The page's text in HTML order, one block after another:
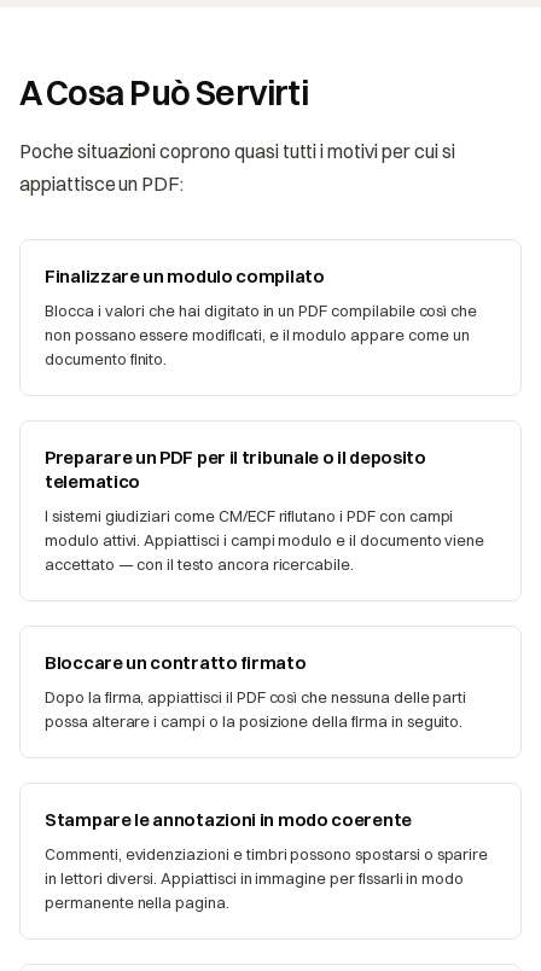
A Cosa Può Servirti
Poche situazioni coprono quasi tutti i motivi per cui si
appiattisce un PDF:
Finalizzare un modulo compilato
Blocca i valori che hai digitato in un PDF compilabile così che
non possano essere modificati, e il modulo appare come un
documento finito.
Preparare un PDF per il tribunale o il deposito
telematico
I sistemi giudiziari come CM/ECF rifiutano i PDF con campi
modulo attivi. Appiattisci i campi modulo e il documento viene
accettato — con il testo ancora ricercabile.
Bloccare un contratto firmato
Dopo la firma, appiattisci il PDF così che nessuna delle parti
possa alterare i campi o la posizione della firma in seguito.
Stampare le annotazioni in modo coerente
Commenti, evidenziazioni e timbri possono spostarsi o sparire
in lettori diversi. Appiattisci in immagine per fissarli in modo
permanente nella pagina.